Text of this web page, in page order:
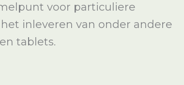
voor particuliere
inleveren van onder andere
tablets.